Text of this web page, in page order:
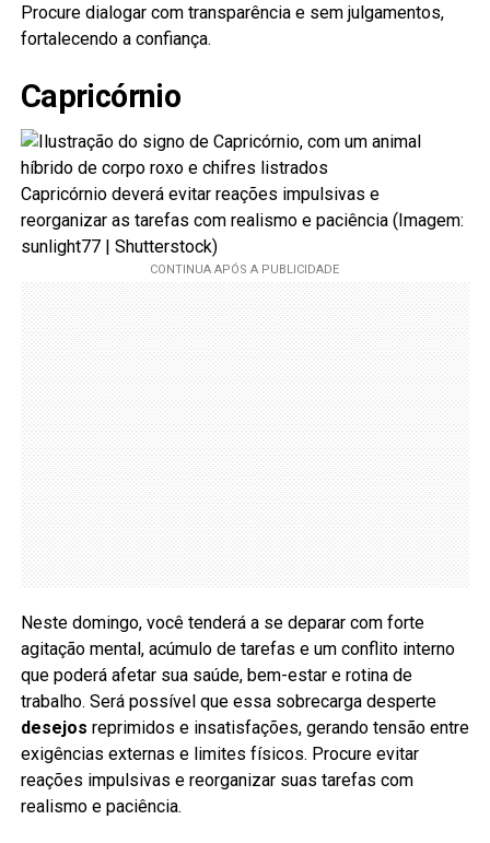
Procure dialogar com transparência e sem julgamentos,
fortalecendo a confiança.
Capricórnio
Capricórnio deverá evitar reações impulsivas e
reorganizar as tarefas com realismo e paciência (Imagem:
sunlight77 | Shutterstock)
Neste domingo, você tenderá a se deparar com forte
agitação mental, acúmulo de tarefas e um conflito interno
que poderá afetar sua saúde, bem-estar e rotina de
trabalho. Será possível que essa sobrecarga desperte
desejos reprimidos e insatisfações, gerando tensão entre
exigências externas e limites físicos. Procure evitar
reações impulsivas e reorganizar suas tarefas com
realismo e paciência.